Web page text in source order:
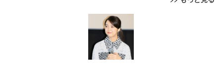
[EdoErgo] オフィスチェア 椅子 テレワーク 疲れな
い 跳ね上げ式アームレスト コンパクト 約105度ロッ
キング pc 事務椅子 360度回転 座面昇降 強化ナイロ
ン樹脂ベース 通気性メッシュ 在宅ワーク H-WY01
(黒網+黒枠+黒足)
EIZO ビジネス向けプレミアムモニター | FlexScan
EV3240X-WT | 31.5型4K UHD・USB Type-C・ホワ
Amazonベーシック ペットシーツ 薄型 レギュラー 1
回使い捨て 無香料 ホワイト 300枚